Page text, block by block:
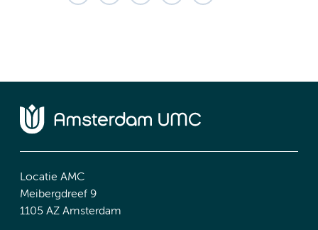
Locatie AMC
Meibergdreef 9
1105 AZ Amsterdam